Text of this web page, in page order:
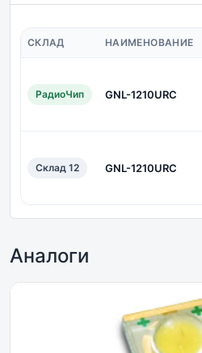
СКЛАД НАИМЕНОВАНИЕ
РадиоЧип GNL-1210URC
Склад 12 GNL-1210URC
Аналоги